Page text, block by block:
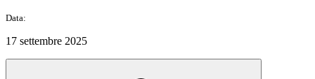
Data:
17 settembre 2025